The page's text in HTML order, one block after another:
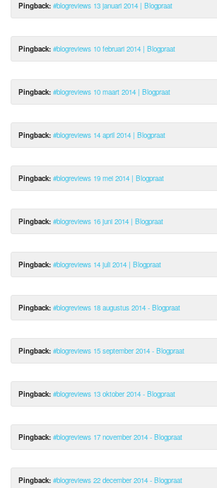
Pingback: #blogreviews 13 januari 2014 | Blogpraat
Pingback: #blogreviews 10 februari 2014 | Blogpraat
Pingback: #blogreviews 10 maart 2014 | Blogpraat
Pingback: #blogreviews 14 april 2014 | Blogpraat
Pingback: #blogreviews 19 mei 2014 | Blogpraat
Pingback: #blogreviews 16 juni 2014 | Blogpraat
Pingback: #blogreviews 14 juli 2014 | Blogpraat
Pingback: #blogreviews 18 augustus 2014 - Blogpraat
Pingback: #blogreviews 15 september 2014 - Blogpraat
Pingback: #blogreviews 13 oktober 2014 - Blogpraat
Pingback: #blogreviews 17 november 2014 - Blogpraat
Pingback: #blogreviews 22 december 2014 - Blogpraat